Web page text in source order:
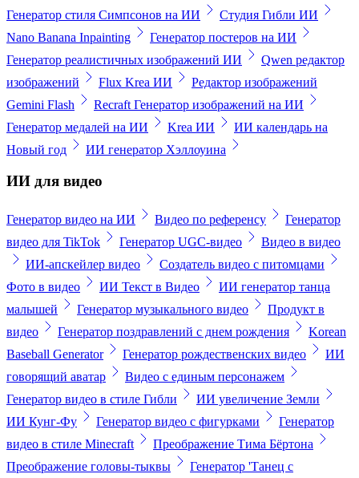
Генератор стиля Симпсонов на ИИ
Студия Гибли ИИ
Nano Banana Inpainting
Генератор постеров на ИИ
Генератор реалистичных изображений ИИ
Qwen редактор
изображений
Flux Krea ИИ
Редактор изображений
Gemini Flash
Recraft Генератор изображений на ИИ
Генератор медалей на ИИ
Krea ИИ
ИИ календарь на
Новый год
ИИ генератор Хэллоуина
ИИ для видео
Генератор видео на ИИ Видео по референсу
Генератор
видео для TikTok
Генератор UGC-видео
Видео в видео
ИИ-апскейлер видео
Создатель видео с питомцами
Фото в видео
ИИ Текст в Видео
ИИ генератор танца
малышей
Генератор музыкального видео
Продукт в
видео
Генератор поздравлений с днем рождения
Korean
Baseball Generator
Генератор рождественских видео
ИИ
говорящий аватар
Видео с единым персонажем
Генератор видео в стиле Гибли
ИИ увеличение Земли
ИИ Кунг-Фу
Генератор видео с фигурками
Генератор
видео в стиле Minecraft
Преображение Тима Бёртона
Преображение головы-тыквы
Генератор 'Танец с